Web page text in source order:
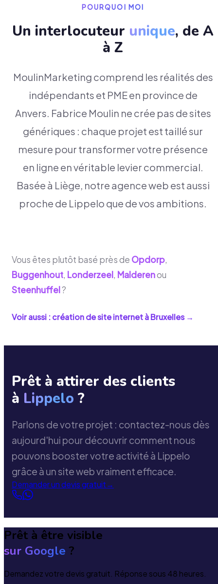
POURQUOI MOI
Un interlocuteur unique, de A
à Z
MoulinMarketing comprend les réalités des
indépendants et PME en province de
Anvers. Fabrice Moulin ne crée pas de sites
génériques : chaque projet est taillé sur
mesure pour transformer votre présence
en ligne en véritable levier commercial.
Basée à Liège, notre agence web est aussi
proche de Lippelo que de vos ambitions.
Vous êtes plutôt basé près de Opdorp,
Buggenhout, Londerzeel, Malderenou
Steenhuffel?
Voir aussi : création de site internet àBruxelles→
Prêt à attirer des clients
à Lippelo ?
Parlons de votre projet : contactez-nous dès
aujourd'hui pour découvrir comment nous
pouvons booster votre activité à Lippelo
grâce à un site web vraiment efficace.
Demander un devis gratuit→
Prêt à être visible
sur Google ?
Demandez votre devis gratuit. Réponse sous 48 heures.